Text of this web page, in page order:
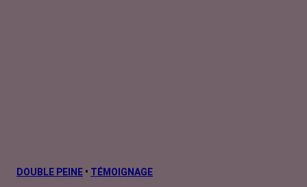
DOUBLE PEINE • TÉMOIGNAGE